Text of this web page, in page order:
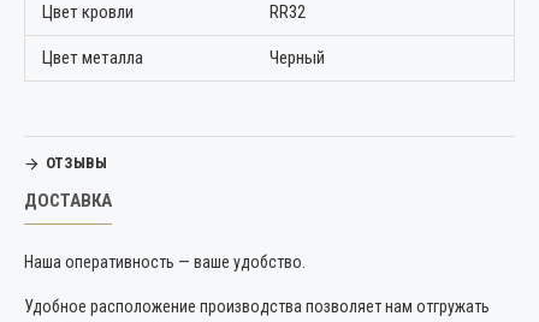
Цвет кровли RR32
Цвет металла Черный
ОТЗЫВЫ
ДОСТАВКА
Наша оперативность — ваше удобство.
Удобное расположение производства позволяет нам отгружать